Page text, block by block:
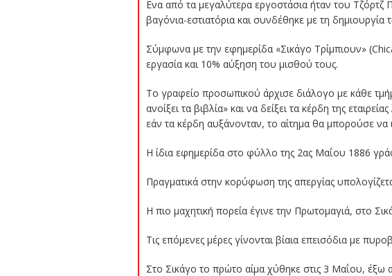
Ενα από τα μεγαλύτερα εργοστάσια ήταν του
βαγόνια-εστιατόρια και συνδέθηκε με τη
Σύμφωνα με την εφημερίδα «Σικάγο Τρίμπιουν»
εργασία και 10% αύξηση του μισθού τους.
Το γραφείο προσωπικού άρχισε διάλογο με κάθε
ανοίξει τα βιβλία» και να δείξει τα κέρδη της
εάν τα κέρδη αυξάνονταν, το αίτημα θα μπορούσε να
Η ίδια εφημερίδα στο φύλλο της 2ας Μαΐου 1886
Πραγματικά στην κορύφωση της απεργίας
Η πιο μαχητική πορεία έγινε την Πρωτομαγιά, στο
Τις επόμενες μέρες γίνονται βίαια επεισόδια με
Στο Σικάγο το πρώτο αίμα χύθηκε στις 3 Μαΐου, έξω